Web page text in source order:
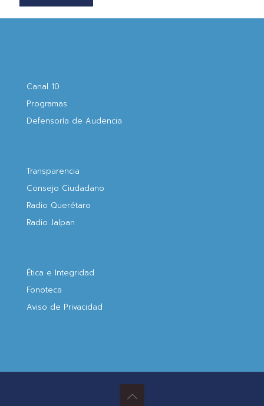
Canal 10
Programas
Defensoría de Audencia
Transparencia
Consejo Ciudadano
Radio Querétaro
Radio Jalpan
Ética e Integridad
Fonoteca
Aviso de Privacidad